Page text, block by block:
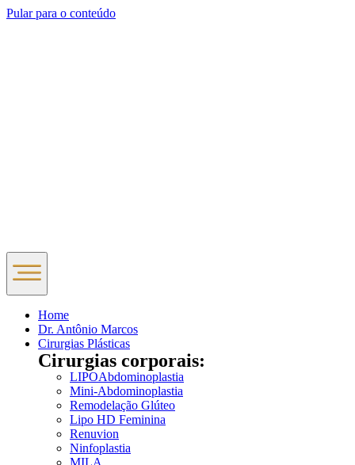
Pular para o conteúdo
Home
Dr. Antônio Marcos
Cirurgias Plásticas
Cirurgias corporais:
LIPOAbdominoplastia
Mini-Abdominoplastia
Remodelação Glúteo
Lipo HD Feminina
Renuvion
Ninfoplastia
MILA